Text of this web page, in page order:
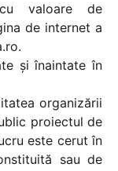
cu valoare de
de internet a
și înaintate în
organizării
proiectul de
este cerut în
sau de